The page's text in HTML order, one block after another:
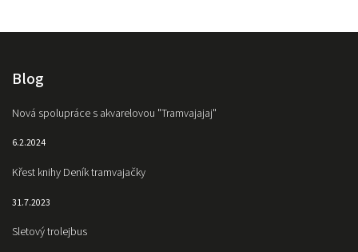
Blog
Nová spolupráce s akvarelovou "Tramvajajaj"
6.2.2024
Křest knihy Deník tramvajačky
31.7.2023
Sletový trolejbus